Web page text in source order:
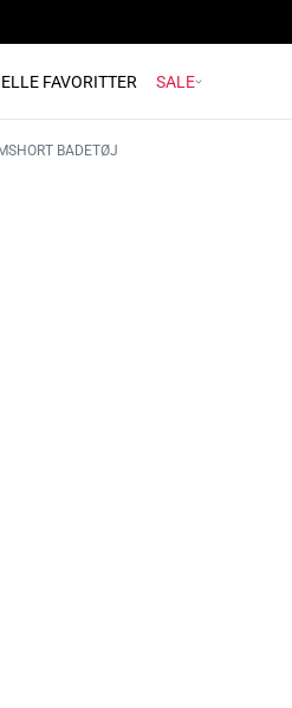
FAVORITTER SALE
BADETØJ